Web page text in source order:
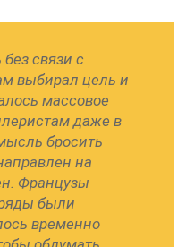
связи с
выбирал цель и
массовое
даже в
бросить
на
Французы
были
временно